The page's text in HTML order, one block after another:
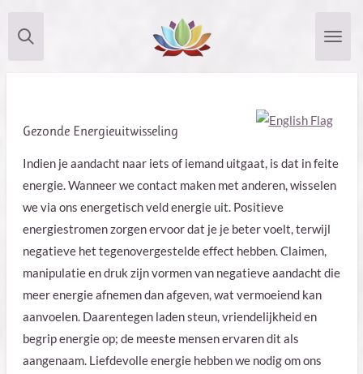
direct
Gezonde Energieuitwisseling
Indien je aandacht naar iets of iemand uitgaat, is dat in feite
energie. Wanneer we contact maken met anderen, wisselen
we via ons energetisch veld energie uit. Positieve
energiestromen zorgen ervoor dat je je beter voelt, terwijl
negatieve het tegenovergestelde effect hebben. Claimen,
manipulatie en druk zijn vormen van negatieve aandacht die
meer energie afnemen dan afgeven, wat vermoeiend kan
aanvoelen. Daarentegen laden steun, vriendelijkheid en
begrip energie op; de meeste mensen ervaren dit als
aangenaam. Liefdevolle energie hebben we nodig om ons